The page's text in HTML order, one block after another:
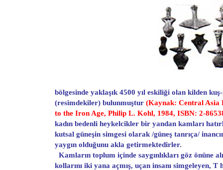
bölgesinde yaklaşık 4500 yıl eskiliği olan kilden
(resimdekiler) bulunmuştur (Kaynak: Central Asia
to the Iron Age, Philip L. Kohl, 1984, ISBN: 2-
kadın bedenli heykelcikler bir yandan kamları
kutsal güneşin simgesi olarak /güneş tanrıça/
yaygın olduğunu akla getirmektedirler.
Kamların toplum içinde saygınlıkları göz önüne
kollarını iki yana açmış, uçan insanı simgeleyen,